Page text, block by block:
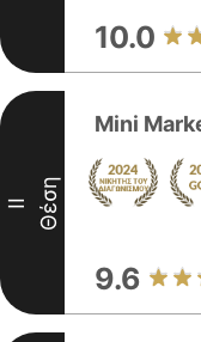
10.0
II Θέση
Mini
9.6